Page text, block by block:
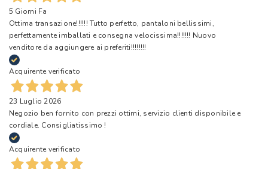
5 Giorni Fa
Ottima transazione!!!!!! Tutto perfetto, pantaloni bellissimi,
perfettamente imballati e consegna velocissima!!!!!!! Nuovo
venditore da aggiungere ai preferiti!!!!!!!!
Acquirente verificato
23 Luglio 2026
Negozio ben fornito con prezzi ottimi, servizio clienti disponibile e
cordiale. Consigliatissimo !
Acquirente verificato